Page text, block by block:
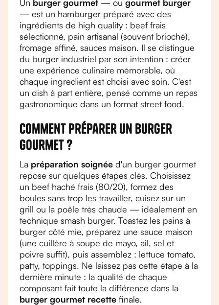
Un burger gourmet — ou gourmet burger
— est un hamburger préparé avec des
ingrédients de high quality : beef frais
sélectionné, pain artisanal (souvent brioché),
fromage affiné, sauces maison. Il se distingue
du burger industriel par son intention : créer
une expérience culinaire mémorable, où
chaque ingredient est choisi avec soin. C'est
un dish à part entière, pensé comme un repas
gastronomique dans un format street food.
Comment préparer un burger
gourmet ?
La préparation soignée d'un burger gourmet
repose sur quelques étapes clés. Choisissez
un beef haché frais (80/20), formez des
boules sans trop les travailler, cuisez sur un
grill ou la poêle très chaude — idéalement en
technique smash burger. Toastez les pains à
burger côté mie, préparez une sauce maison
(une cuillère à soupe de mayo, ail, sel et
poivre suffit), puis assemblez : lettuce tomato,
patty, toppings. Ne laissez pas cette étape à la
dernière minute : la qualité de chaque
composant fait toute la différence dans la
burger gourmet recette finale.